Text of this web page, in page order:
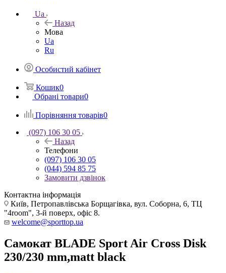
Ua
Назад
Мова
Ua
Ru
Особистий кабінет
Кошик0
Обрані товари0
Порівняння товарів0
(097) 106 30 05
Назад
Телефони
(097) 106 30 05
(044) 594 85 75
Замовити дзвінок
Контактна інформація
Київ, Петропавлівська Борщагівка, вул. Соборна, 6, ТЦ
"4room", 3-й поверх, офіс 8.
welcome@sporttop.ua
Самокат BLADE Sport Air Cross Disk
230/230 mm,matt black